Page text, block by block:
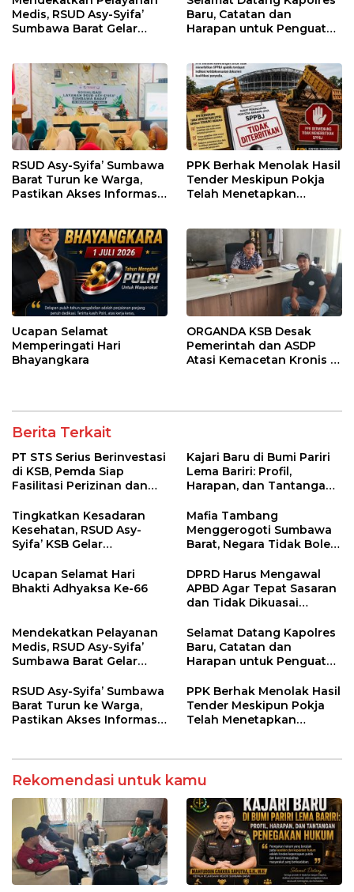
Medis, RSUD Asy-Syifa’
Sumbawa Barat Gelar
Baru, Catatan dan
Harapan untuk Penguatan
RSUD Asy-Syifa’ Sumbawa
Barat Turun ke Warga,
Pastikan Akses Informasi
PPK Berhak Menolak Hasil
Tender Meskipun Pokja
Telah Menetapkan
Ucapan Selamat
Memperingati Hari
Bhayangkara
ORGANDA KSB Desak
Pemerintah dan ASDP
Atasi Kemacetan Kronis di
Berita Terkait
PT STS Serius Berinvestasi
di KSB, Pemda Siap
Fasilitasi Perizinan dan
Regulasi
Kajari Baru di Bumi Pariri
Lema Bariri: Profil,
Harapan, dan Tantangan
Tingkatkan Kesadaran
Kesehatan, RSUD Asy-
Syifa’ KSB Gelar
Melitus pada Lansia
Mafia Tambang
Menggerogoti Sumbawa
Barat, Negara Tidak Boleh
hingga WNA
Ucapan Selamat Hari
Bhakti Adhyaksa Ke-66
DPRD Harus Mengawal
APBD Agar Tepat Sasaran
dan Tidak Dikuasai
Tertentu
Mendekatkan Pelayanan
Medis, RSUD Asy-Syifa’
Sumbawa Barat Gelar
Kesehatan di Taliwang
Selamat Datang Kapolres
Baru, Catatan dan
Harapan untuk Penguatan
RSUD Asy-Syifa’ Sumbawa
Barat Turun ke Warga,
Pastikan Akses Informasi
PPK Berhak Menolak Hasil
Tender Meskipun Pokja
Telah Menetapkan
Rekomendasi untuk kamu